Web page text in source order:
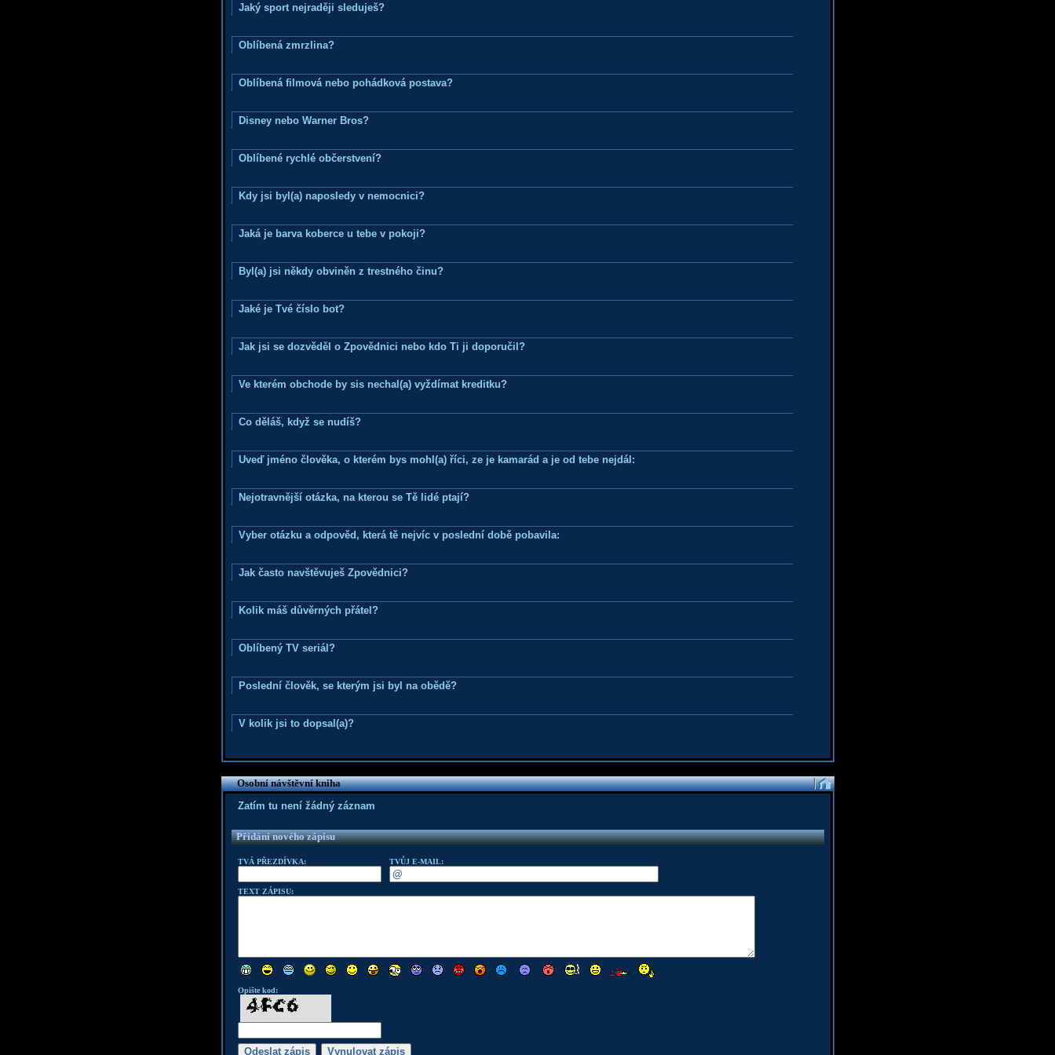
Jaký sport nejraději sleduješ?
Oblíbená zmrzlina?
Oblíbená filmová nebo pohádková postava?
Disney nebo Warner Bros?
Oblíbené rychlé občerstvení?
Kdy jsi byl(a) naposledy v nemocnici?
Jaká je barva koberce u tebe v pokoji?
Byl(a) jsi někdy obviněn z trestného činu?
Jaké je Tvé číslo bot?
Jak jsi se dozvěděl o Zpovědnici nebo kdo Ti ji doporučil?
Ve kterém obchode by sis nechal(a) vyždímat kreditku?
Co děláš, když se nudíš?
Uveď jméno člověka, o kterém bys mohl(a) říci, ze je kamarád a je od tebe nejdál:
Nejotravnější otázka, na kterou se Tě lidé ptají?
Vyber otázku a odpověd, která tě nejvíc v poslední době pobavila:
Jak často navštěvuješ Zpovědnici?
Kolik máš důvěrných přátel?
Oblíbený TV seriál?
Poslední člověk, se kterým jsi byl na obědě?
V kolik jsi to dopsal(a)?
Osobní návštěvní kniha
Zatím tu není žádný záznam
Přidání nového zápisu
TVÁ PŘEZDÍVKA: TVŮJ E-MAIL:
TEXT ZÁPISU:
Opište kod: